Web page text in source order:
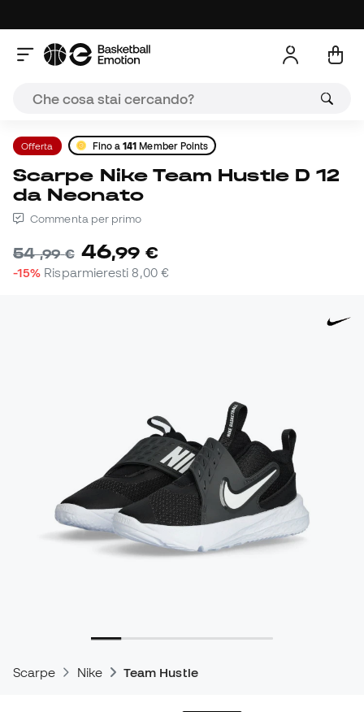
Offerta Fino a141 Member Points
Scarpe Nike Team Hustle D 12
da Neonato
Commenta per primo
54,99 € 46,99 €
-15% Risparmieresti8,00 €
Scarpe Nike Team Hustle